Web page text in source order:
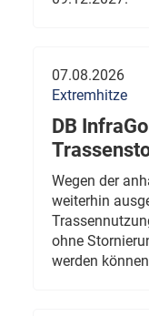
07.08.2026
Extremhitze
DB
Wegen der
weiterhin
ohne
werden